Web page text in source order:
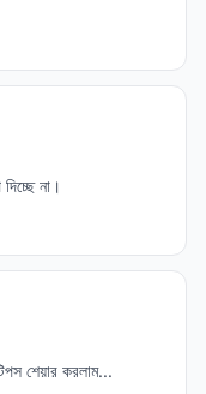
না।
শেয়ার করলাম...